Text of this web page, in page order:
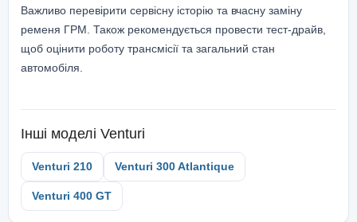
Важливо перевірити сервісну історію та вчасну заміну
ременя ГРМ. Також рекомендується провести тест-драйв,
щоб оцінити роботу трансмісії та загальний стан
автомобіля.
Інші моделі Venturi
Venturi 210 Venturi 300 Atlantique
Venturi 400 GT